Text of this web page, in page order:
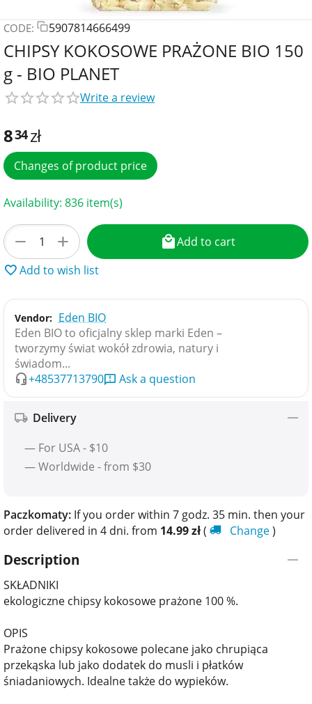
CODE: 5907814666499
CHIPSY KOKOSOWE PRAŻONE BIO 150
g - BIO PLANET
Write a review
834zł
Changes of product price
Availability: 836 item(s)
+
−
Add to cart
Add to wish list
Vendor: Eden BIO
Eden BIO to oficjalny sklep marki Eden –
tworzymy świat wokół zdrowia, natury i
świadom...
+48537713790
Ask a question
Delivery
— For USA - $10
— Worldwide - from $30
Paczkomaty: If you order within 7 godz. 35 min. then your
order delivered in 4 dni. from 14.99zł( Change)
Description
SKŁADNIKI
ekologiczne chipsy kokosowe prażone 100 %.
OPIS
Prażone chipsy kokosowe polecane jako chrupiąca
przekąska lub jako dodatek do musli i płatków
śniadaniowych. Idealne także do wypieków.